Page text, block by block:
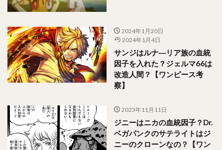
2024年1月20日
2024年1月4日
サンジはルナ―リア族の血統
因子を入れた？ジェルマ66は
改造人間？【ワンピース考
察】
2023年11月11日
ジニーはニカの血統因子？Dr.
ベガパンクのサテライトはジ
ニーのクローンなの？【ワン